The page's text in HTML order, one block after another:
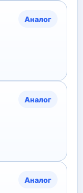
Аналог
Аналог
Аналог